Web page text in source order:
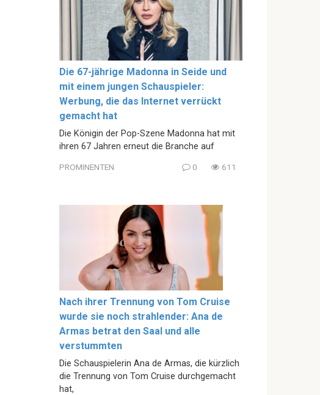
Die 67-jährige Madonna in Seide und
mit einem jungen Schauspieler:
Werbung, die das Internet verrückt
gemacht hat
Die Königin der Pop-Szene Madonna hat mit
ihren 67 Jahren erneut die Branche auf
PROMINENTEN 0 611
Nach ihrer Trennung von Tom Cruise
wurde sie noch strahlender: Ana de
Armas betrat den Saal und alle
verstummten
Die Schauspielerin Ana de Armas, die kürzlich
die Trennung von Tom Cruise durchgemacht
hat,